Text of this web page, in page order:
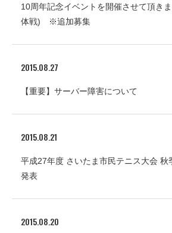
10周年記念イベントを開催させて頂き
体戦) ※追加募集
2015.08.27
【重要】サーバー障害について
2015.08.21
平成27年度 さいたま市民テニス大会 秋
発表
2015.08.20